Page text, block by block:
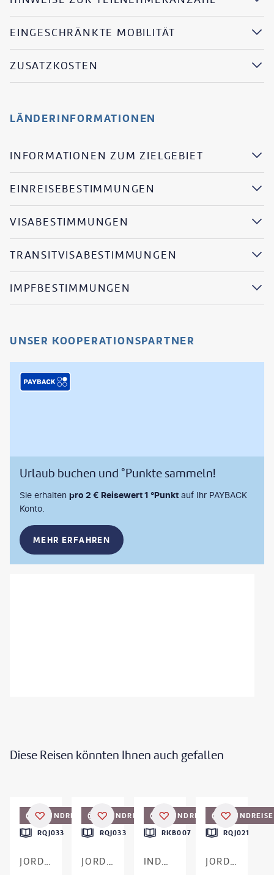
EINGESCHRÄNKTE MOBILITÄT
ZUSATZKOSTEN
LÄNDERINFORMATIONEN
INFORMATIONEN ZUM ZIELGEBIET
EINREISEBESTIMMUNGEN
VISABESTIMMUNGEN
TRANSITVISABESTIMMUNGEN
IMPFBESTIMMUNGEN
UNSER KOOPERATIONSPARTNER
Urlaub buchen und °Punkte sammeln!
Sie erhalten pro 2 € Reisewert 1 °Punkt auf Ihr PAYBACK
Konto.
MEHR ERFAHREN
Diese Reisen könnten Ihnen auch gefallen
RUNDREISE
RQJ033
JORDANIEN
RUNDREISE
RQJ033
JORDANIEN
RUNDREISE
RKB007
INDONESIEN - BALI
DEAL RUNDREISE
RQJ021
JORDANIEN